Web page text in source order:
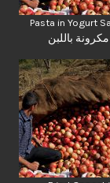
Pasta in Yogurt
مكرونة باللبن